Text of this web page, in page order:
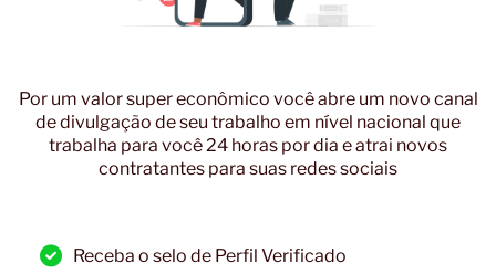
Por um valor super econômico você abre um novo canal
de divulgação de seu trabalho em nível nacional que
trabalha para você 24 horas por dia e atrai novos
contratantes para suas redes sociais
Receba o selo de Perfil Verificado